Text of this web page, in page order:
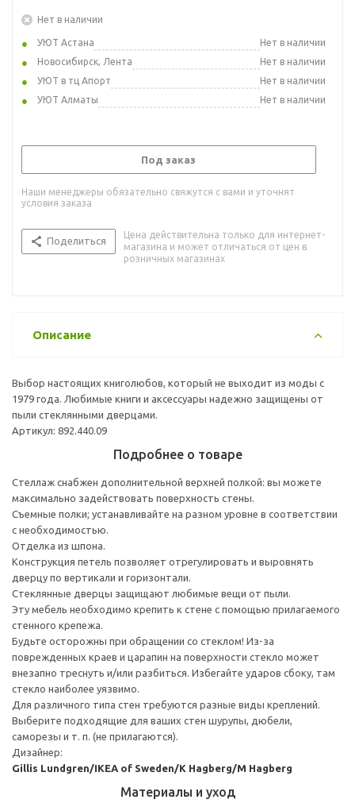
Нет в наличии
УЮТ Астана
Нет в наличии
Новосибирск, Лента
Нет в наличии
УЮТ в тц Апорт
Нет в наличии
УЮТ Алматы
Нет в наличии
Под заказ
Наши менеджеры обязательно свяжутся с вами и уточнят
условия заказа
Поделиться
Цена действительна только для интернет-
магазина и может отличаться от цен в
розничных магазинах
Описание
Выбор настоящих книголюбов, который не выходит из моды с
1979 года. Любимые книги и аксессуары надежно защищены от
пыли стеклянными дверцами.
Артикул: 892.440.09
Подробнее о товаре
Стеллаж снабжен дополнительной верхней полкой: вы можете
максимально задействовать поверхность стены.
Съемные полки; устанавливайте на разном уровне в соответствии
с необходимостью.
Отделка из шпона.
Конструкция петель позволяет отрегулировать и выровнять
дверцу по вертикали и горизонтали.
Стеклянные дверцы защищают любимые вещи от пыли.
Эту мебель необходимо крепить к стене с помощью прилагаемого
стенного крепежа.
Будьте осторожны при обращении со стеклом! Из-за
поврежденных краев и царапин на поверхности стекло может
внезапно треснуть и/или разбиться. Избегайте ударов сбоку, там
стекло наиболее уязвимо.
Для различного типа стен требуются разные виды креплений.
Выберите подходящие для ваших стен шурупы, дюбели,
саморезы и т. п. (не прилагаются).
Дизайнер:
Gillis Lundgren/IKEA of Sweden/K Hagberg/M Hagberg
Материалы и уход